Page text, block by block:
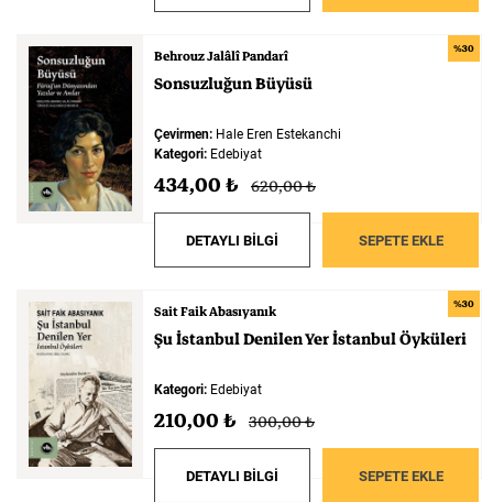
%30
Behrouz Jalâlî Pandarî
SonsuzluğunBüyüsü
Çevirmen: Hale Eren Estekanchi
Kategori: Edebiyat
434,00 ₺ 620,00 ₺
DETAYLI BİLGİ SEPETE EKLE
%30
Sait Faik Abasıyanık
ŞuİstanbulDenilenYerİstanbulÖyküleri
Kategori: Edebiyat
210,00 ₺ 300,00 ₺
DETAYLI BİLGİ SEPETE EKLE